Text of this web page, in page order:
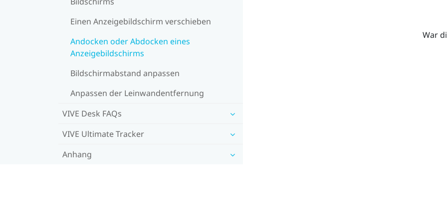
Einen Anzeigebildschirm verschieben
Andocken oder Abdocken eines
Anzeigebildschirms
Bildschirmabstand anpassen
Anpassen der Leinwandentfernung
VIVE Desk FAQs
VIVE Ultimate Tracker
Anhang
War